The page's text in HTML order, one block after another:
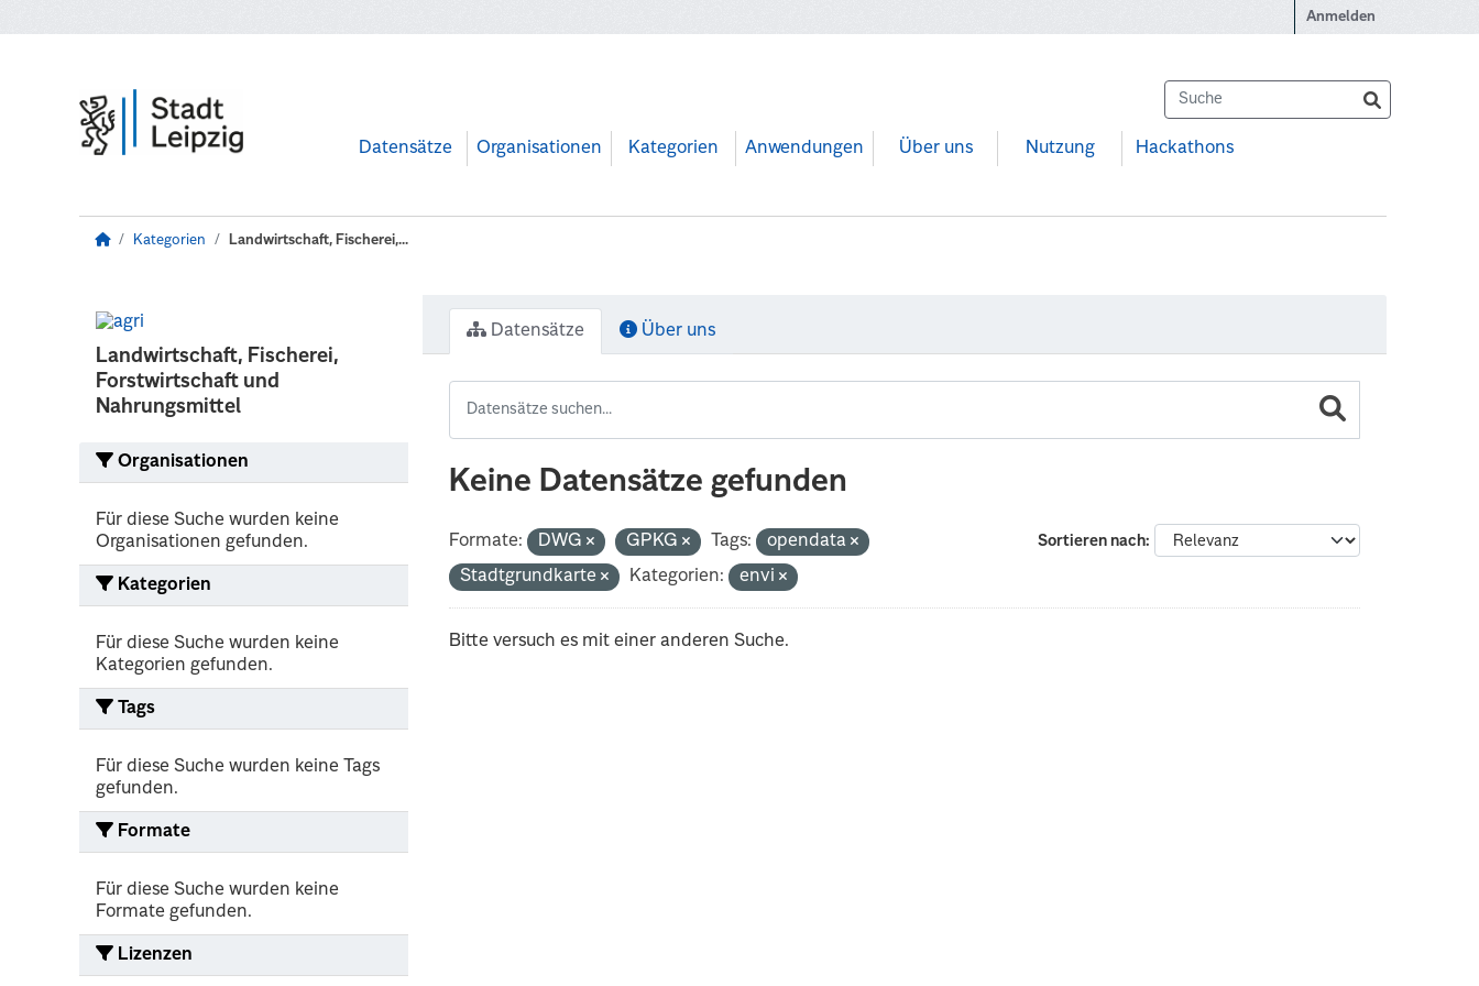
Anmelden
Datensätze Organisationen Kategorien Anwendungen Über uns Nutzung Hackathons
Kategorien Landwirtschaft, Fischerei,...
Landwirtschaft, Fischerei,
Forstwirtschaft und
Nahrungsmittel
Organisationen
Für diese Suche wurden keine
Organisationen gefunden.
Kategorien
Für diese Suche wurden keine
Kategorien gefunden.
Tags
Für diese Suche wurden keine Tags
gefunden.
Formate
Für diese Suche wurden keine
Formate gefunden.
Lizenzen
Datensätze Über uns
Keine Datensätze gefunden
Sortieren nach
Formate: DWG GPKG Tags:
opendata
Stadtgrundkarte
Kategorien: envi
Bitte versuch es mit einer anderen Suche.